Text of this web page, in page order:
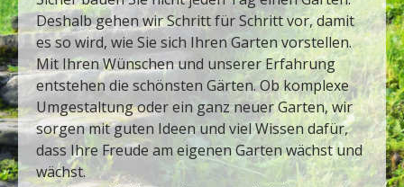
Deshalb gehen wir Schritt für Schritt vor, damit
es so wird, wie Sie sich Ihren Garten vorstellen.
Mit Ihren Wünschen und unserer Erfahrung
entstehen die schönsten Gärten. Ob komplexe
Umgestaltung oder ein ganz neuer Garten, wir
sorgen mit guten Ideen und viel Wissen dafür,
dass Ihre Freude am eigenen Garten wächst und
wächst.